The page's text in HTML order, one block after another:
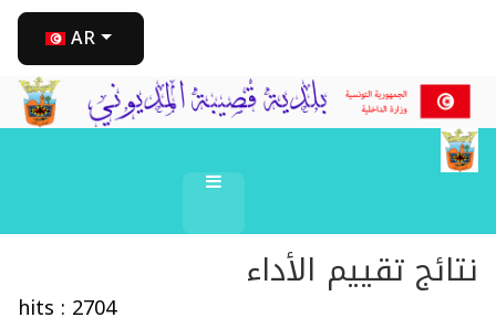
AR
نتائج تقييم الأداء
hits : 2704